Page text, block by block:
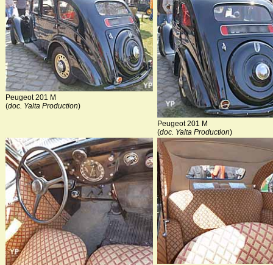
Peugeot 201 M
(doc. Yalta Production)
Peugeot 201 M
(doc. Yalta Production)